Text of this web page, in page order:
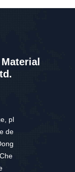
pl
de